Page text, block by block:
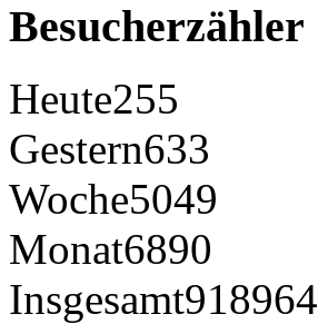
Besucherzähler
Heute255
Gestern633
Woche5049
Monat6890
Insgesamt918964